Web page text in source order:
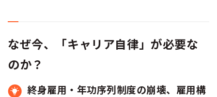
なぜ今、「キャリア自律」が必要な
のか？
終身雇用・年功序列制度の崩壊、雇用構